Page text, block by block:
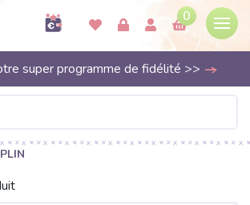
0
super programme de fidélité >>